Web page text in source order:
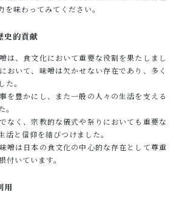
味わってみてください。
史的貢献
は、食文化において重要な役割を果たしまし
おいて、味噌は欠かせない存在であり、多く
。
を豊かにし、また一般の人々の生活を支える
なく、宗教的な儀式や祭りにおいても重要な
活と信仰を結びつけました。
噌は日本の食文化の中心的な存在として尊重
付いています。
用